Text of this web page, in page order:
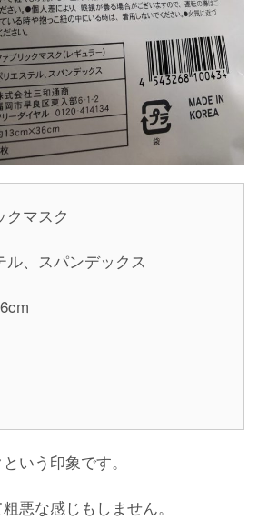
クマスク
、スパンデックス
いう印象です。
悪な感じもしません。